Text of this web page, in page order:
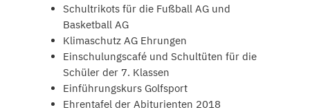
Schultrikots für die Fußball AG und
Basketball AG
Klimaschutz AG Ehrungen
Einschulungscafé und Schultüten für die
Schüler der 7. Klassen
Einführungskurs Golfsport
Ehrentafel der Abiturienten 2018